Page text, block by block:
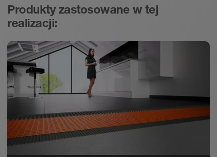
Produkty zastosowane w tej
realizacji: